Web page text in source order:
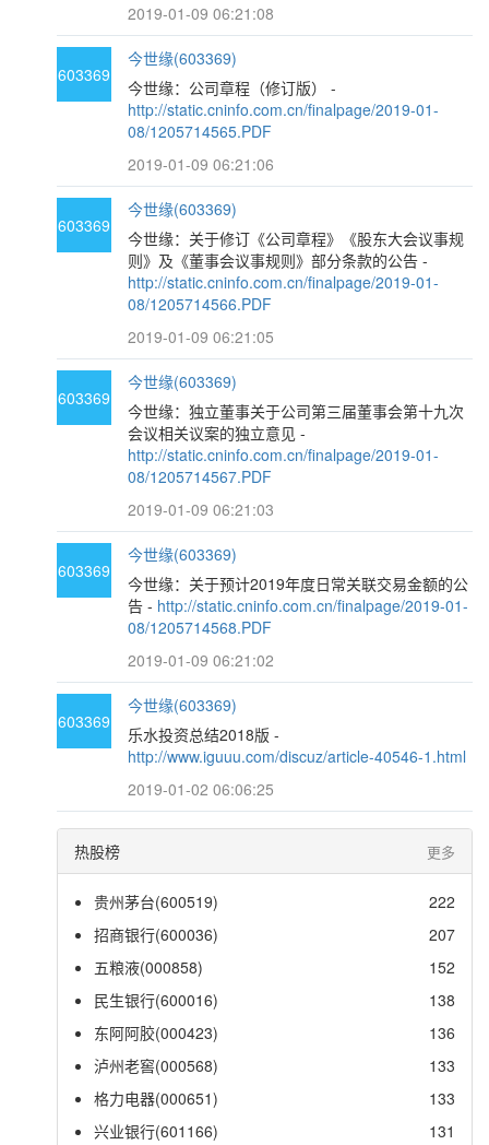
2019-01-09 06:21:08
603369
今世缘(603369)
今世缘：公司章程（修订版） -
http://static.cninfo.com.cn/finalpage/2019-01-
08/1205714565.PDF
2019-01-09 06:21:06
603369
今世缘(603369)
今世缘：关于修订《公司章程》《股东大会议事规
则》及《董事会议事规则》部分条款的公告 -
http://static.cninfo.com.cn/finalpage/2019-01-
08/1205714566.PDF
2019-01-09 06:21:05
603369
今世缘(603369)
今世缘：独立董事关于公司第三届董事会第十九次
会议相关议案的独立意见 -
http://static.cninfo.com.cn/finalpage/2019-01-
08/1205714567.PDF
2019-01-09 06:21:03
603369
今世缘(603369)
今世缘：关于预计2019年度日常关联交易金额的公
告 - http://static.cninfo.com.cn/finalpage/2019-01-
08/1205714568.PDF
2019-01-09 06:21:02
603369
今世缘(603369)
乐水投资总结2018版 -
http://www.iguuu.com/discuz/article-40546-1.html
2019-01-02 06:06:25
热股榜 更多
贵州茅台(600519)
222
招商银行(600036)
207
五粮液(000858)
152
民生银行(600016)
138
东阿阿胶(000423)
136
泸州老窖(000568)
133
格力电器(000651)
133
兴业银行(601166)
131